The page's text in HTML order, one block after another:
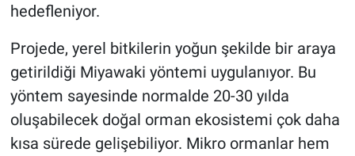
hedefleniyor.
Projede, yerel bitkilerin yoğun şekilde bir araya
getirildiği Miyawaki yöntemi uygulanıyor. Bu
yöntem sayesinde normalde 20-30 yılda
oluşabilecek doğal orman ekosistemi çok daha
kısa sürede gelişebiliyor. Mikro ormanlar hem